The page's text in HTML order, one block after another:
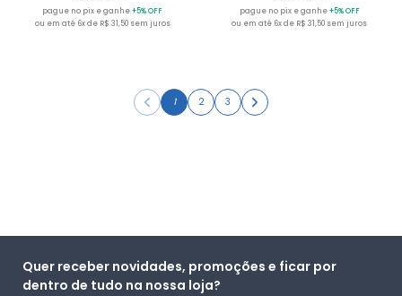
pague no pix e ganhe+5% OFF
ou em até 6x de R$ 31,50 sem juros
pague no pix e ganhe+5% OFF
ou em até 6x de R$ 31,50 sem juros
1 2 3
Quer receber novidades, promoções e ficar por
dentro de tudo na nossa loja?